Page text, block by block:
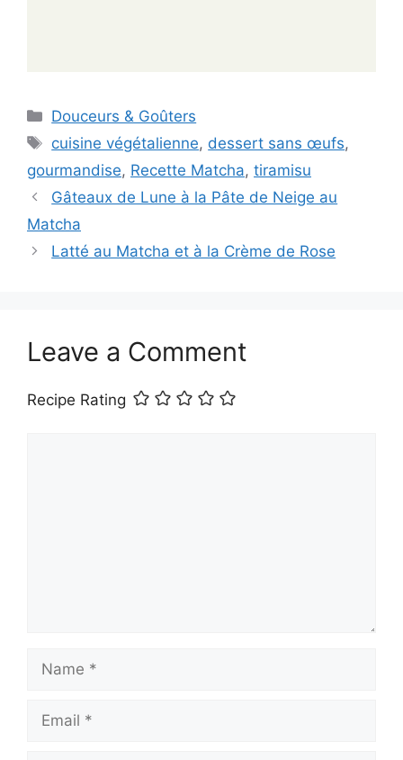
Categories
Douceurs & Goûters
Tags
cuisine végétalienne, dessert sans œufs,
gourmandise, Recette Matcha, tiramisu
Gâteaux de Lune à la Pâte de Neige au
Matcha
Latté au Matcha et à la Crème de Rose
Leave a Comment
Recipe Rating
Name
Email